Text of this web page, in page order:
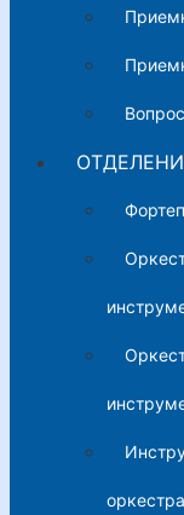
оркестра